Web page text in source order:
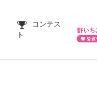
コンテス
ト